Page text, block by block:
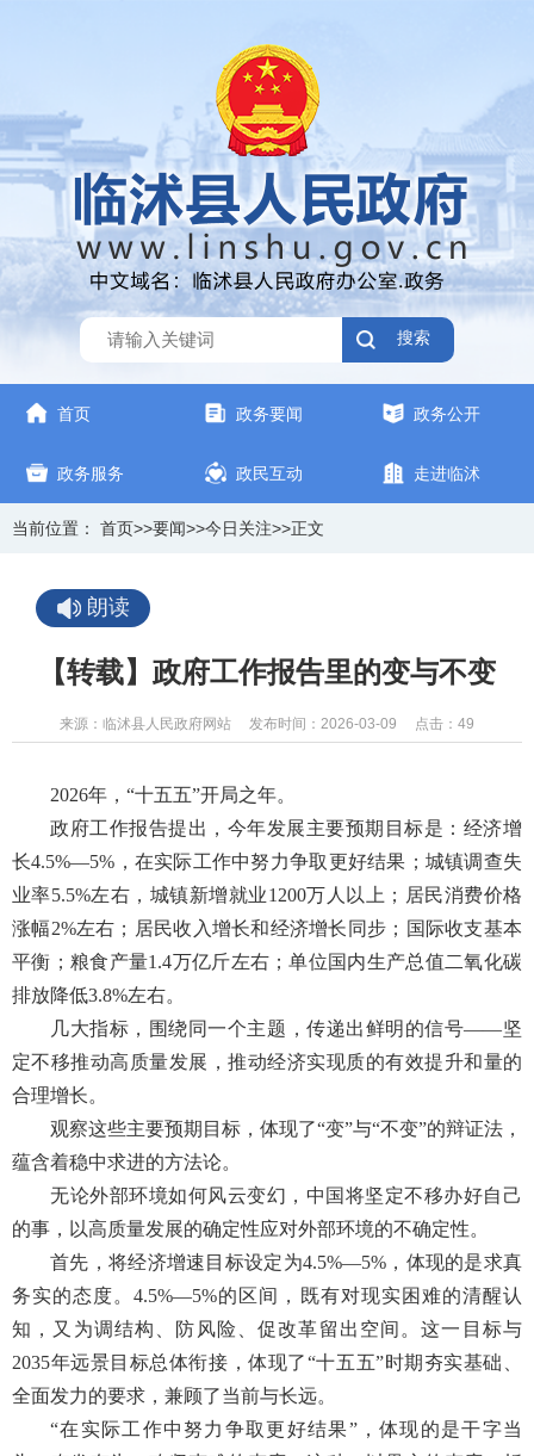
搜索
首页 政务要闻 政务公开
政务服务 政民互动 走进临沭
当前位置： 首页>>要闻>>今日关注>>正文
朗读
【转载】政府工作报告里的变与不变
来源：临沭县人民政府网站 发布时间：2026-03-09 点击： 49
2026年，“十五五”开局之年。
政府工作报告提出，今年发展主要预期目标是：经济增
长4.5%—5%，在实际工作中努力争取更好结果；城镇调查失
业率5.5%左右，城镇新增就业1200万人以上；居民消费价格
涨幅2%左右；居民收入增长和经济增长同步；国际收支基本
平衡；粮食产量1.4万亿斤左右；单位国内生产总值二氧化碳
排放降低3.8%左右。
几大指标，围绕同一个主题，传递出鲜明的信号——坚
定不移推动高质量发展，推动经济实现质的有效提升和量的
合理增长。
观察这些主要预期目标，体现了“变”与“不变”的辩证法，
蕴含着稳中求进的方法论。
无论外部环境如何风云变幻，中国将坚定不移办好自己
的事，以高质量发展的确定性应对外部环境的不确定性。
首先，将经济增速目标设定为4.5%—5%，体现的是求真
务实的态度。4.5%—5%的区间，既有对现实困难的清醒认
知，又为调结构、防风险、促改革留出空间。这一目标与
2035年远景目标总体衔接，体现了“十五五”时期夯实基础、
全面发力的要求，兼顾了当前与长远。
“在实际工作中努力争取更好结果”，体现的是干字当